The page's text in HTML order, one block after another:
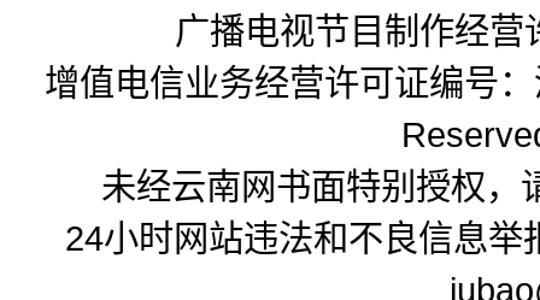
广播电视节目制作经
增值电信业务经营许可证编号
未经云南网书面特别授权，
24小时网站违法和不良信息